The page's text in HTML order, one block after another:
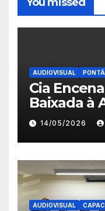
AUDIOVISUAL
Cia
Baixada à
inscrições
Fazendo
em Nova
14/05/2026
AUDIOVISUAL